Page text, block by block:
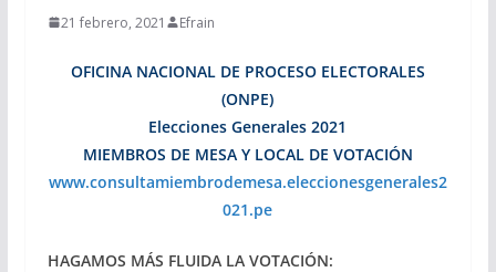
21 febrero, 2021 Efrain
OFICINA NACIONAL DE PROCESO ELECTORALES
(ONPE)
Elecciones Generales 2021
MIEMBROS DE MESA Y LOCAL DE VOTACIÓN
www.consultamiembrodemesa.eleccionesgenerales2
021.pe
HAGAMOS MÁS FLUIDA LA VOTACIÓN: